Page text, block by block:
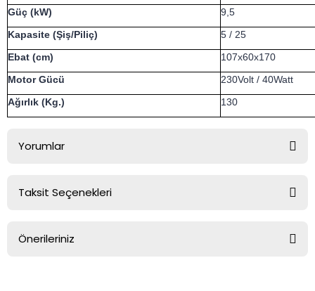
Güç (kW)
9,5
Kapasite (Şiş/Piliç)
5 / 25
Ebat (cm)
107x60x170
Motor Gücü
230Volt / 40Watt
Ağırlık (Kg.)
130
Yorumlar
Taksit Seçenekleri
Önerileriniz